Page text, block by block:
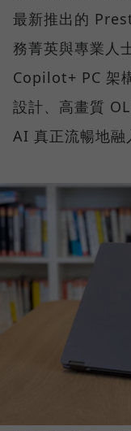
最新推出的
務菁英與專業人
Copilot+ PC 架
設計、高畫質
AI 真正流暢地融